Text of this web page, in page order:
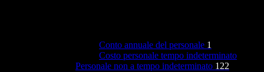
Conto annuale del personale 1
Costo personale tempo indeterminato
Personale non a tempo indeterminato 122